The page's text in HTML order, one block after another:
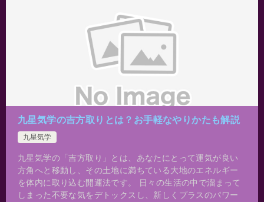
九星気学の吉方取りとは？お手軽なやりかたも解説
九星気学
九星気学の「吉方取り」とは、あなたにとって運気が良い
方角へと移動し、その土地に満ちている大地のエネルギー
を体内に取り込む開運法です。 日々の生活の中で溜まって
しまった不要な気をデトックスし、新しくプラスのパワー